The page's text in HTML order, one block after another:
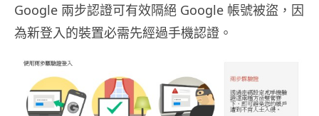
Google 兩步認證可有效隔絕 Google 帳號被盜，因
為新登入的裝置必需先經過手機認證。